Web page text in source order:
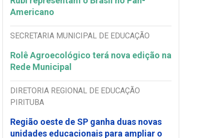
Americano
SECRETARIA MUNICIPAL DE EDUCAÇÃO
Rolê Agroecológico terá nova edição na
Rede Municipal
DIRETORIA REGIONAL DE EDUCAÇÃO
PIRITUBA
Região oeste de SP ganha duas novas
unidades educacionais para ampliar o